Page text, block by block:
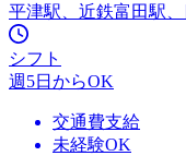
平津駅、近鉄富田駅
シフト
週5日からOK
交通費支給
未経験OK